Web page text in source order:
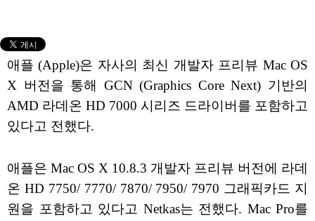
애플 (Apple)은 자사의 최신 개발자 프리뷰 Mac OS
X 버전을 통해 GCN (Graphics Core Next) 기반의
AMD 라데온 HD 7000 시리즈 드라이버를 포함하고
있다고 전했다.
애플은 Mac OS X 10.8.3 개발자 프리뷰 버전에 라데
온 HD 7750/ 7770/ 7870/ 7950/ 7970 그래픽카드 지
원을 포함하고 있다고 Netkas는 전했다. Mac Pro를